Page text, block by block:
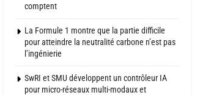
comptent
La Formule 1 montre que la partie difficile
pour atteindre la neutralité carbone n’est pas
l’ingénierie
SwRI et SMU développent un contrôleur IA
pour micro-réseaux multi-modaux et